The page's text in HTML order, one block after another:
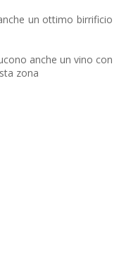
un ottimo birrificio
anche un vino con
zona